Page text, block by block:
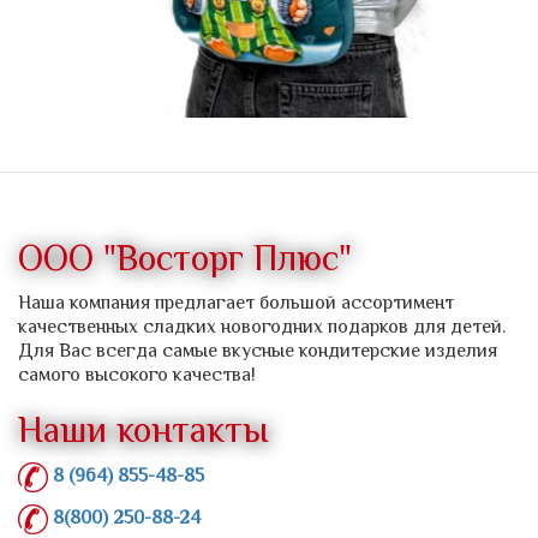
ООО "Восторг Плюс"
Наша компания предлагает большой ассортимент
качественных сладких новогодних подарков для детей.
Для Вас всегда самые вкусные кондитерские изделия
самого высокого качества!
Наши контакты
8 (964) 855-48-85
8(800) 250-88-24